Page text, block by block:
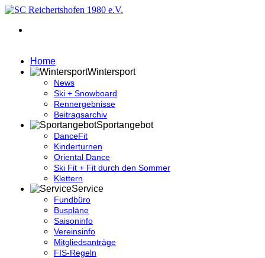
Home
Wintersport
News
Ski + Snowboard
Rennergebnisse
Beitragsarchiv
Sportangebot
DanceFit
Kinderturnen
Oriental Dance
Ski Fit + Fit durch den Sommer
Klettern
Service
Fundbüro
Buspläne
Saisoninfo
Vereinsinfo
Mitgliedsanträge
FIS-Regeln